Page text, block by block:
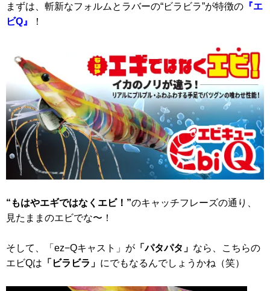
まずは、斬新なフォルムとラバーの“ビラビラ”が特徴の 『エ
ビQ』
！
“もはやエギではなくエビ！”のキャッチフレーズの通り、
見たままのエビでな〜！
そして、「ez−Qキャスト」が 「パタパタ」 なら、こちらの
エビQは 「ビラビラ」 にでもなるんでしょうかね（笑）